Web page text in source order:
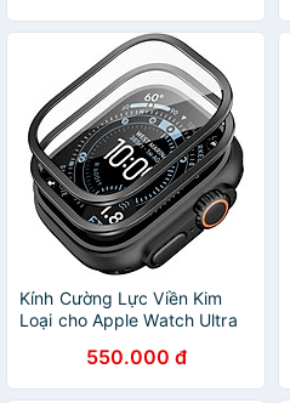
Hàng Chính Hãng
Kính Cường Lực Viền Kim
Loại cho Apple Watch Ultra
Screen Protector – Hàng
Chính Hãng
550.000 đ